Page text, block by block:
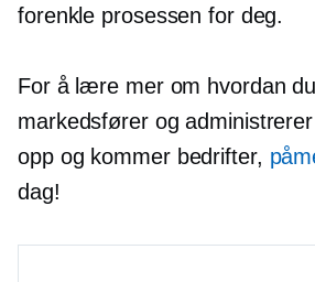
forenkle prosessen for deg.
For å lære mer om hvordan
markedsfører og
opp og kommerbedrifter,
dag!